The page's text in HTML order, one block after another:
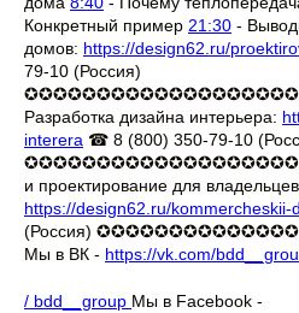
Конкретный пример 21:30 -
домов: https://design62.ru/
79-10 (Россия)
Разработка дизайна интерьера:
interera ☎ 8 (800) 350-79-10
и проектирование для
https://design62.ru/kommercheskii-
(Россия)
Мы в ВК - https://vk.com/
/ bdd__group Мы в Facebook -